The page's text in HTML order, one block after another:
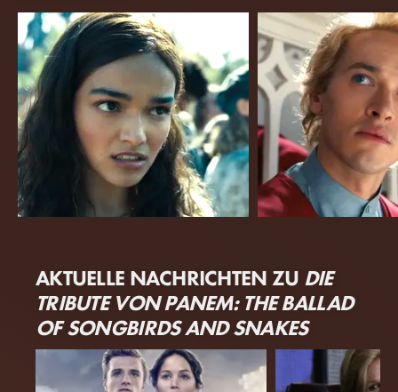
Lucy Gray Baird Coriolanus Snow
AKTUELLE NACHRICHTEN ZU DIE
TRIBUTE VON PANEM: THE BALLAD
OF SONGBIRDS AND SNAKES